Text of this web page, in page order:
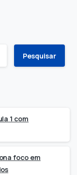
Pesquisar
1 com
foco em